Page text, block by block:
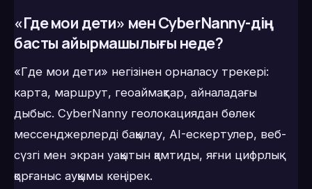
«Где мои дети» мен CyberNanny-дің
басты айырмашылығы неде?
«Где мои дети» негізінен орналасу трекері:
карта, маршрут, геоаймақтар, айналадағы
дыбыс. CyberNanny геолокациядан бөлек
мессенджерлерді бақылау, AI-ескертулер, веб-
сүзгі мен экран уақытын қамтиды, яғни цифрлық
қорғаныс ауқымы кеңірек.